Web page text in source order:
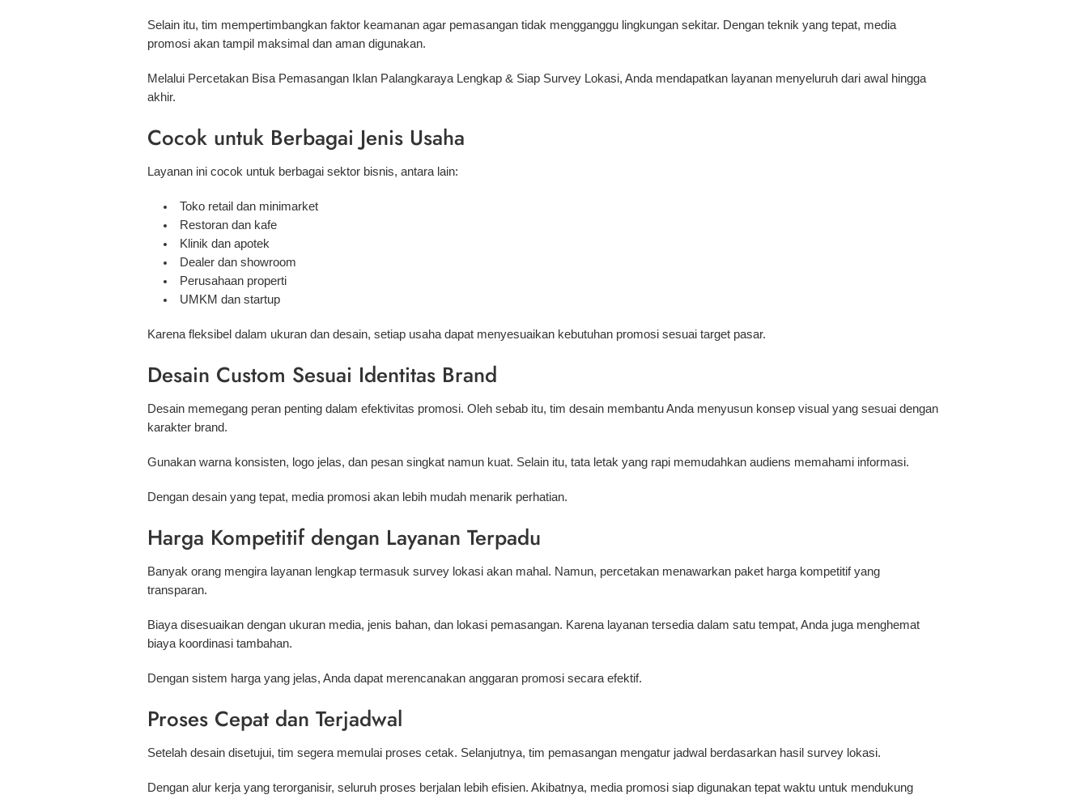
Selain itu, tim mempertimbangkan faktor keamanan agar pemasangan tidak mengganggu lingkungan sekitar. Dengan teknik yang tepat, media
promosi akan tampil maksimal dan aman digunakan.
Melalui Percetakan Bisa Pemasangan Iklan Palangkaraya Lengkap & Siap Survey Lokasi, Anda mendapatkan layanan menyeluruh dari awal hingga
akhir.
Cocok untuk Berbagai Jenis Usaha
Layanan ini cocok untuk berbagai sektor bisnis, antara lain:
Toko retail dan minimarket
Restoran dan kafe
Klinik dan apotek
Dealer dan showroom
Perusahaan properti
UMKM dan startup
Karena fleksibel dalam ukuran dan desain, setiap usaha dapat menyesuaikan kebutuhan promosi sesuai target pasar.
Desain Custom Sesuai Identitas Brand
Desain memegang peran penting dalam efektivitas promosi. Oleh sebab itu, tim desain membantu Anda menyusun konsep visual yang sesuai dengan
karakter brand.
Gunakan warna konsisten, logo jelas, dan pesan singkat namun kuat. Selain itu, tata letak yang rapi memudahkan audiens memahami informasi.
Dengan desain yang tepat, media promosi akan lebih mudah menarik perhatian.
Harga Kompetitif dengan Layanan Terpadu
Banyak orang mengira layanan lengkap termasuk survey lokasi akan mahal. Namun, percetakan menawarkan paket harga kompetitif yang
transparan.
Biaya disesuaikan dengan ukuran media, jenis bahan, dan lokasi pemasangan. Karena layanan tersedia dalam satu tempat, Anda juga menghemat
biaya koordinasi tambahan.
Dengan sistem harga yang jelas, Anda dapat merencanakan anggaran promosi secara efektif.
Proses Cepat dan Terjadwal
Setelah desain disetujui, tim segera memulai proses cetak. Selanjutnya, tim pemasangan mengatur jadwal berdasarkan hasil survey lokasi.
Dengan alur kerja yang terorganisir, seluruh proses berjalan lebih efisien. Akibatnya, media promosi siap digunakan tepat waktu untuk mendukung